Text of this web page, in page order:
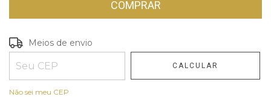
Entregas para o CEP:
Meios de envio
CALCULAR
Não sei meu CEP